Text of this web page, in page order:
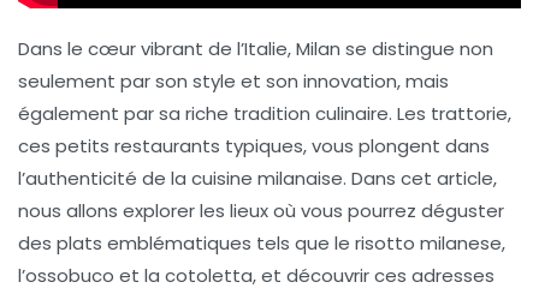
Dans le cœur vibrant de l’Italie,Milan se distingue non
seulement par son style et son innovation, mais
également par sa riche tradition culinaire. Les trattorie,
ces petits restaurants typiques, vous plongent dans
l’authenticité de la cuisine milanaise. Dans cet article,
nous allons explorer les lieux où vous pourrez déguster
des plats emblématiques tels que le risotto milanese,
l’ossobuco et la cotoletta, et découvrir ces adresses